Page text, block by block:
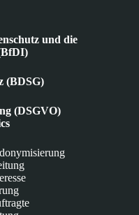
und die
(BDSG)
(DSGVO)